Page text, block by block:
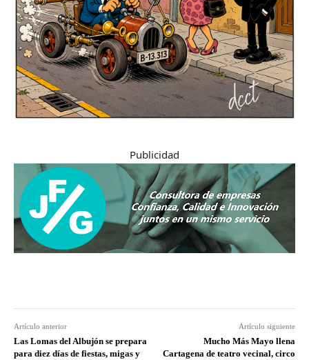
Publicidad
Artículo anterior
Las Lomas del Albujón se prepara
para diez días de fiestas, migas y
Artículo siguiente
Mucho Más Mayo llena
Cartagena de teatro vecinal, circo